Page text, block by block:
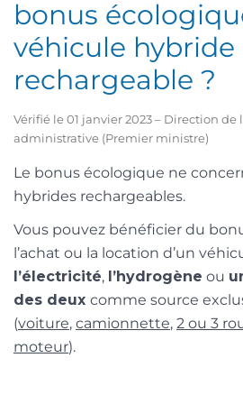
bonus
véhicule hybride
rechargeable ?
Vérifié le 01 janvier 2023 – Direction
administrative (Premier ministre)
Le bonus écologique ne
hybrides rechargeables.
Vous pouvez bénéficier du
l’achat ou la location d’un
l’électricité, l’hydrogène ou
des deux comme source
(voiture, camionnette, 2 ou 3
moteur).